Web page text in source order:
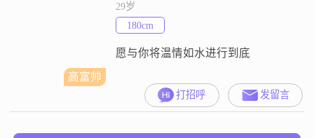
高富帅
29岁
180cm
愿与你将温情如水进行到底
打招呼 发留言